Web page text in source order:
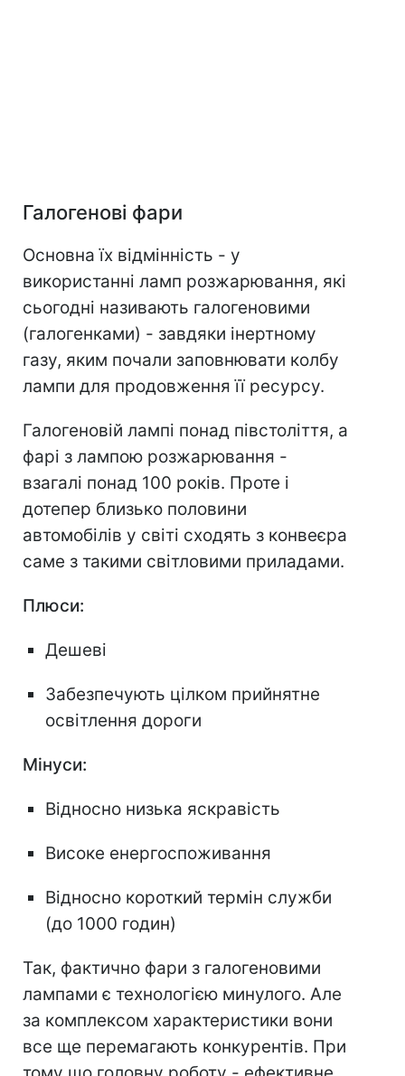
Галогенові фари
Основна їх відмінність - у
використанні ламп розжарювання, які
сьогодні називають галогеновими
(галогенками) - завдяки інертному
газу, яким почали заповнювати колбу
лампи для продовження її ресурсу.
Галогеновій лампі понад півстоліття, а
фарі з лампою розжарювання -
взагалі понад 100 років. Проте і
дотепер близько половини
автомобілів у світі сходять з конвеєра
саме з такими світловими приладами.
Плюси:
Дешеві
Забезпечують цілком прийнятне
освітлення дороги
Мінуси:
Відносно низька яскравість
Високе енергоспоживання
Відносно короткий термін служби
(до 1000 годин)
Так, фактично фари з галогеновими
лампами є технологією минулого. Але
за комплексом характеристики вони
все ще перемагають конкурентів. При